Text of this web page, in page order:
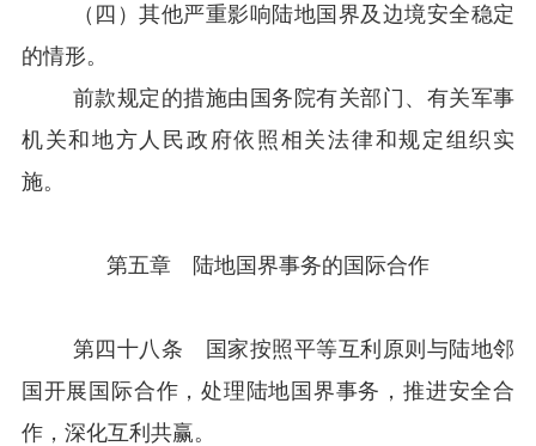
（四）其他严重影响陆地国界及边境安全稳定
的情形。
前款规定的措施由国务院有关部门、有关军事
机关和地方人民政府依照相关法律和规定组织实
施。
第五章 陆地国界事务的国际合作
第四十八条 国家按照平等互利原则与陆地邻
国开展国际合作，处理陆地国界事务，推进安全合
作，深化互利共赢。